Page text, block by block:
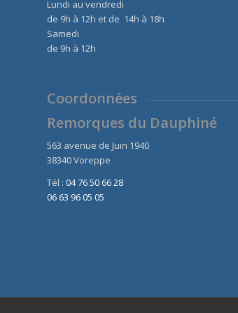
Lundi au vendredi
de 9h à 12h et de 14h à 18h
Samedi
de 9h à 12h
Coordonnées
Remorques du Dauphiné
563 avenue de Juin 1940
38340 Voreppe
Tél : 04 76 50 66 28
06 63 96 05 05